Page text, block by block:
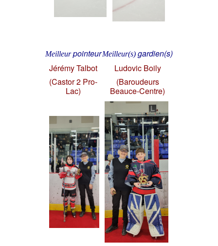
MeilleurpointeurMeilleur(s) gardien(s)
Jérémy Talbot
(Castor 2 Pro-
Lac)
Ludovic Boily
(Baroudeurs
Beauce-Centre)